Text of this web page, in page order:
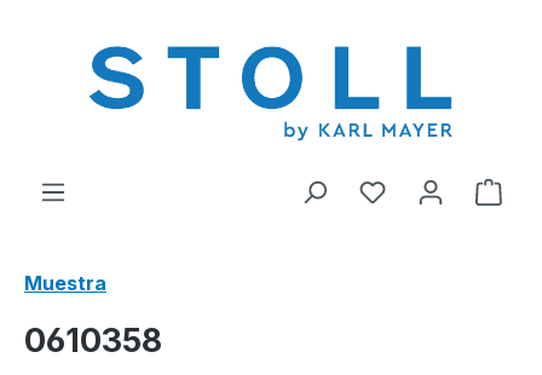
Tienes 0 El
Muestra
0610358